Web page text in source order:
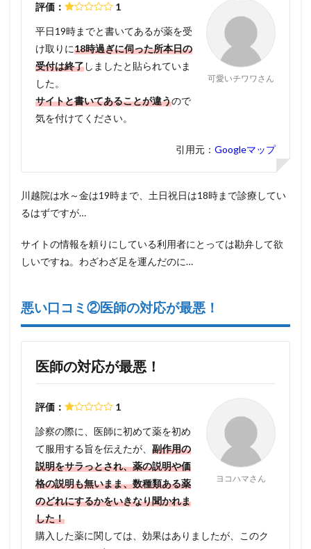
可愛いチワワさん
評価： 1
平日19時までと書いてあるが薬を受
け取りに18時過ぎに伺った所本日の
受付は終了しましたと貼られていま
した。
サイトと書いてあることが違うので
気を付けてください。
引用元： Googleマップ
川越院は水～金は19時まで、土日祝日は18時まで診療してい
るはずですが…
サイトの情報を頼りにしている利用者にとっては勘弁して欲
しいですね。わざわざ足を運んだのに…
悪い口コミ②医師の対応が最悪！
医師の対応が最悪！
ヨコハマさん
評価： 1
診察の際に、医師に初めて薬を初め
て服用する旨を伝えたが、 副作用の
説明をサラっとされ、薬の説明や価
格の説明も無いまま、数種類ある薬
のどれにするかをいきなり聞かれま
した！
購入した薬に関しては、効果はありましたが、このク